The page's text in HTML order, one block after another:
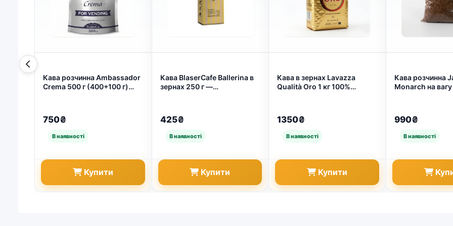
Кава розчинна Ambassador
Crema 500 г (400+100 г)
750₴
Купити
Кава BlaserCafe Ballerina в
зернах 250 г —
425₴
Купити
Кава в зернах Lavazza
Qualità Oro 1 кг 100%
1350₴
Купити
Кава розчинна
Monarch на вагу
990₴